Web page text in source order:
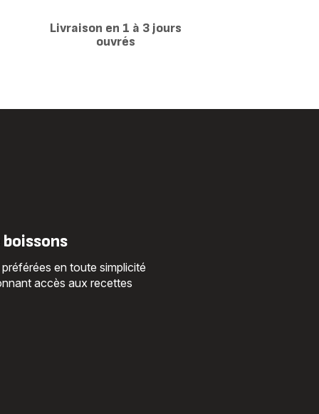
Livraison en 1 à 3 jours
ouvrés
en toute simplicité
accès aux recettes